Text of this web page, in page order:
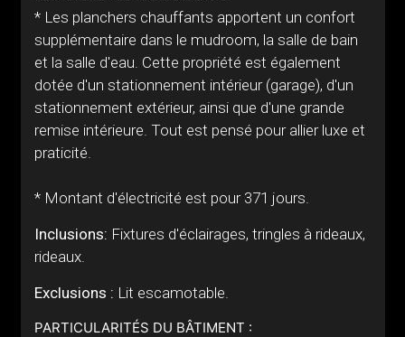
* Les planchers chauffants apportent un confort
supplémentaire dans le mudroom, la salle de bain
et la salle d'eau. Cette propriété est également
dotée d'un stationnement intérieur (garage), d'un
stationnement extérieur, ainsi que d'une grande
remise intérieure. Tout est pensé pour allier luxe et
praticité.
* Montant d'électricité est pour 371 jours.
Inclusions: Fixtures d'éclairages, tringles à rideaux,
rideaux.
Exclusions : Lit escamotable.
PARTICULARITÉS DU BÂTIMENT :